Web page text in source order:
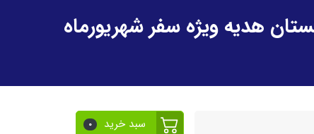
سبد خرید 0